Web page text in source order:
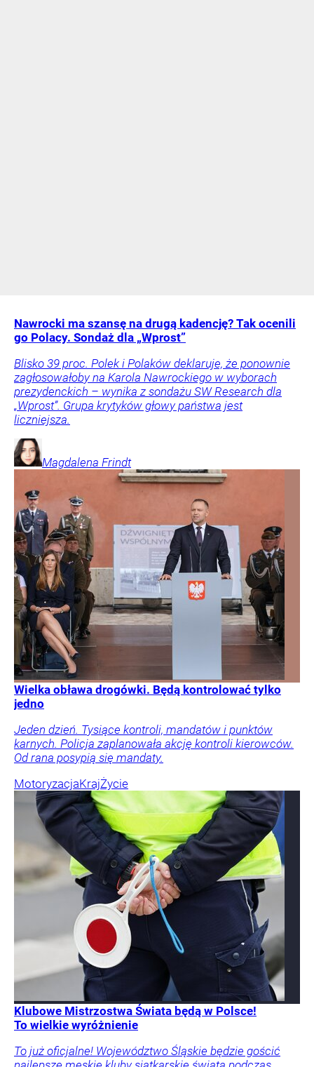
Nawrocki ma szansę na drugą kadencję? Tak ocenili
go Polacy. Sondaż dla „Wprost”
Blisko 39 proc. Polek i Polaków deklaruje, że ponownie
zagłosowałoby na Karola Nawrockiego w wyborach
prezydenckich – wynika z sondażu SW Research dla
„Wprost”. Grupa krytyków głowy państwa jest
liczniejsza.
Magdalena Frindt
Wielka obława drogówki. Będą kontrolować tylko
jedno
Jeden dzień. Tysiące kontroli, mandatów i punktów
karnych. Policja zaplanowała akcję kontroli kierowców.
Od rana posypią się mandaty.
MotoryzacjaKrajŻycie
Klubowe Mistrzostwa Świata będą w Polsce!
To wielkie wyróżnienie
To już oficjalne! Województwo Śląskie będzie gościć